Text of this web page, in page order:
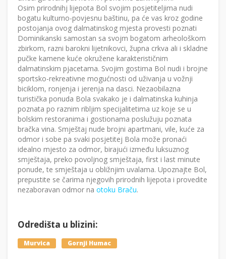
Osim prirodnihj lijepota Bol svojim posjetiteljima nudi
bogatu kulturno-povjesnu baštinu, pa će vas kroz godine
postojanja ovog dalmatinskog mjesta provesti poznati
Dominikanski samostan sa svojm bogatom arheološkom
zbirkom, razni barokni lijetnikovci, župna crkva ali i skladne
pučke kamene kuće okružene karakterističnim
dalmatinskim pjacetama. Svojim gostima Bol nudi i brojne
sportsko-rekreativne mogućnosti od uživanja u vožnji
biciklom, ronjenja i jerenja na dasci. Nezaobilazna
turistička ponuda Bola svakako je i dalmatinska kuhinja
poznata po raznim ribljim specijalitetima uz koje se u
bolskim restoranima i gostionama poslužuju poznata
bračka vina. Smještaj nude brojni apartmani, vile, kuće za
odmor i sobe pa svaki posjetitej Bola može pronaći
idealno mjesto za odmor, birajući između luksuznog
smještaja, preko povoljnog smještaja, first i last minute
ponude, te smještaja u obližnjim uvalama. Upoznajte Bol,
prepustite se čarima njegovih prirodnih lijepota i provedite
nezaboravan odmor na otoku Braču.
Odredišta u blizini:
Murvica Gornji Humac